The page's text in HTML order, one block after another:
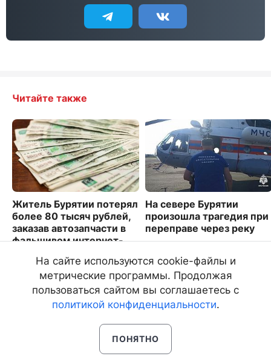
Читайте также
Житель Бурятии потерял
более 80 тысяч рублей,
заказав автозапчасти в
фальшивом интернет-
На севере Бурятии
произошла трагедия при
переправе через реку
На сайте используются cookie-файлы и
метрические программы. Продолжая
пользоваться сайтом вы соглашаетесь с
политикой конфиденциальности.
ПОНЯТНО